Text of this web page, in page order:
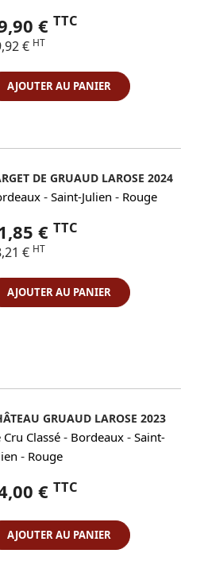
€ TTC
€ HT
AJOUTER AU PANIER
DE GRUAUD LAROSE 2024
- Saint-Julien - Rouge
€ TTC
€ HT
AJOUTER AU PANIER
GRUAUD LAROSE 2023
Cru Classé- Bordeaux - Saint-
- Rouge
€ TTC
AJOUTER AU PANIER